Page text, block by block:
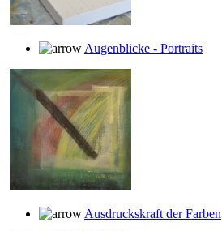
Augenblicke - Portraits
Ausdruckskraft der Farben